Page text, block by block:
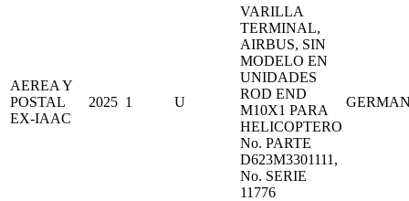
AEREA Y
POSTAL
EX-IAAC
2025 1 U
VARILLA
TERMINAL,
AIRBUS, SIN
MODELO EN
UNIDADES
ROD END
M10X1 PARA
HELICOPTERO
No. PARTE
D623M3301111,
No. SERIE
11776